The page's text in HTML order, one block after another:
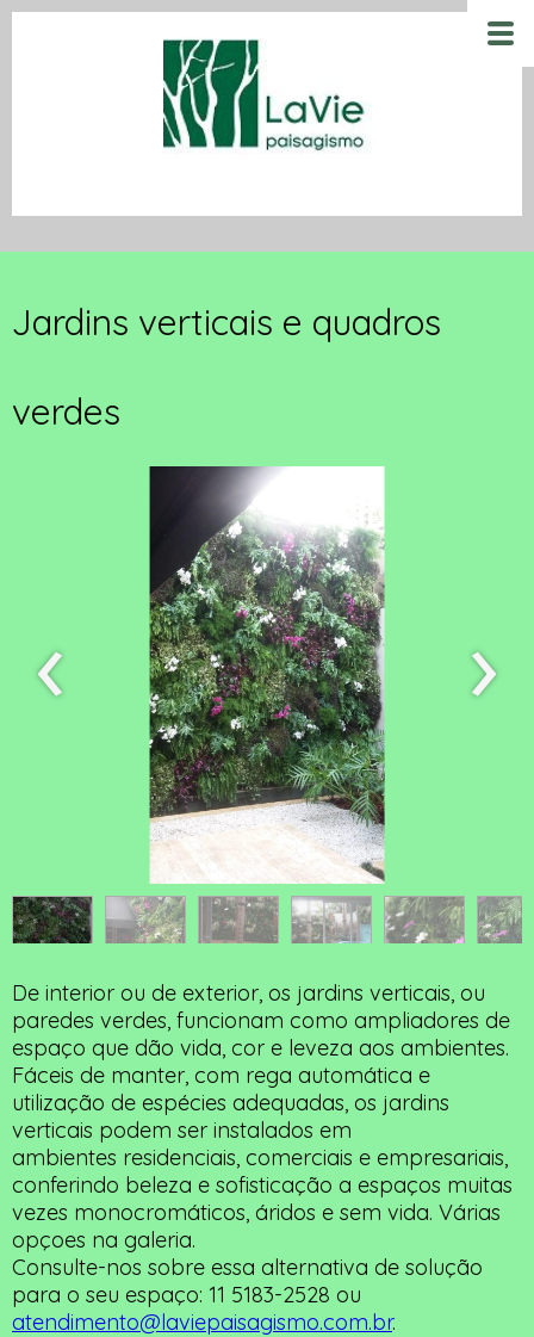
Jardins verticais e quadros
verdes
‹ ›
De interior ou de exterior, os jardins verticais, ou
paredes verdes, funcionam como ampliadores de
espaço que dão vida, cor e leveza aos ambientes.
Fáceis de manter, com rega automática e
utilização de espécies adequadas, os jardins
verticais podem ser instalados em
ambientes residenciais, comerciais e empresariais,
conferindo beleza e sofisticação a espaços muitas
vezes monocromáticos, áridos e sem vida. Várias
opçoes na galeria.
Consulte-nos sobre essa alternativa de solução
para o seu espaço: 11 5183-2528 ou
atendimento@laviepaisagismo.com.br.